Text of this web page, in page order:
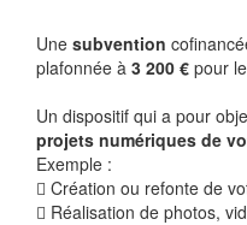
Une subvention
plafonnée à 3 200 € pour
Un dispositif qui a pour
projets numériques de
Exemple :
Création ou refonte de
Réalisation de photos,